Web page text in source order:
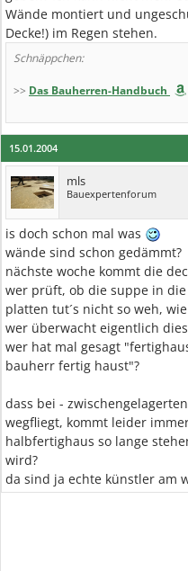
Wände montiert und
Decke!) im Regen stehen.
Schnäppchen:
>> Das Bauherren-Handbuch
15.01.2004
mls
Bauexpertenforum
is doch schon mal was
wände sind schon gedämmt?
nächste woche kommt die
wer prüft, ob die suppe in
platten tut´s nicht so weh,
wer überwacht eigentlich
wer hat mal gesagt
bauherr fertig haust"?
dass bei -
wegfliegt, kommt leider
halbfertighaus so lange
wird?
da sind ja echte künstler am